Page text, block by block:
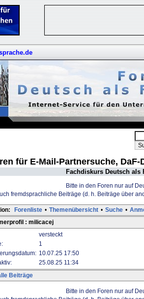
für E-Mail-Partnersuche,
Fachdiskurs Deutsch als
Bitte in den Foren nur auf
fremdsprachliche Beiträge (d. h. Beiträge über
Forenliste • Themenübersicht • Suche •
: milicacej
versteckt
1
10.07.25 17:50
25.08.25 11:34
Beiträge
Bitte in den Foren nur auf